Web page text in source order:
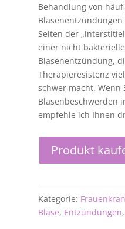
Behandlung von
Seiten der
einer nicht
Blasenentzündung,
Therapieresistenz
schwer macht. Wenn
Blasenbeschwerden
empfehle ich Ihnen
Produkt
Kategorie:
Blase, Entzündungen,